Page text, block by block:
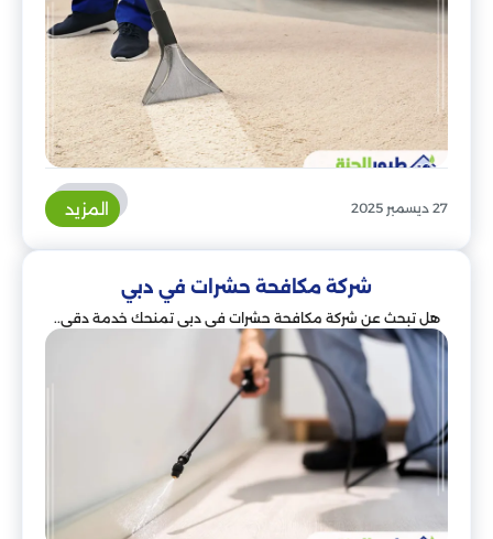
27 ديسمبر 2025 المزيد
شركة مكافحة حشرات في دبي
هل تبحث عن شركة مكافحة حشرات في دبي تمنحك خدمة دقي..